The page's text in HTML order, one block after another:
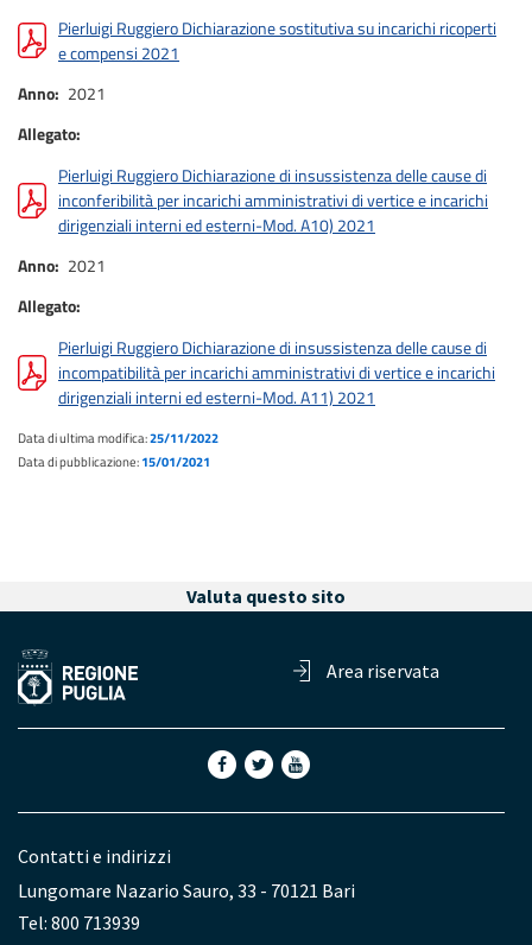
Pierluigi Ruggiero Dichiarazione sostitutiva su incarichi ricoperti
e compensi 2021
Anno 2021
Allegato
Pierluigi Ruggiero Dichiarazione di insussistenza delle cause di
inconferibilità per incarichi amministrativi di vertice e incarichi
dirigenziali interni ed esterni-Mod. A10) 2021
Anno 2021
Allegato
Pierluigi Ruggiero Dichiarazione di insussistenza delle cause di
incompatibilità per incarichi amministrativi di vertice e incarichi
dirigenziali interni ed esterni-Mod. A11) 2021
Data di ultima modifica:25/11/2022
Data di pubblicazione:15/01/2021
Valuta questo sito
Area riservata
Contatti e indirizzi
Lungomare Nazario Sauro, 33 - 70121 Bari
Tel: 800 713939